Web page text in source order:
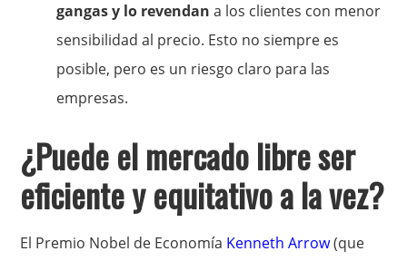
gangas y lo revendan a los clientes con menor
sensibilidad al precio. Esto no siempre es
posible, pero es un riesgo claro para las
empresas.
¿Puede el mercado libre ser
eficiente y equitativo a la vez?
El Premio Nobel de Economía Kenneth Arrow(que